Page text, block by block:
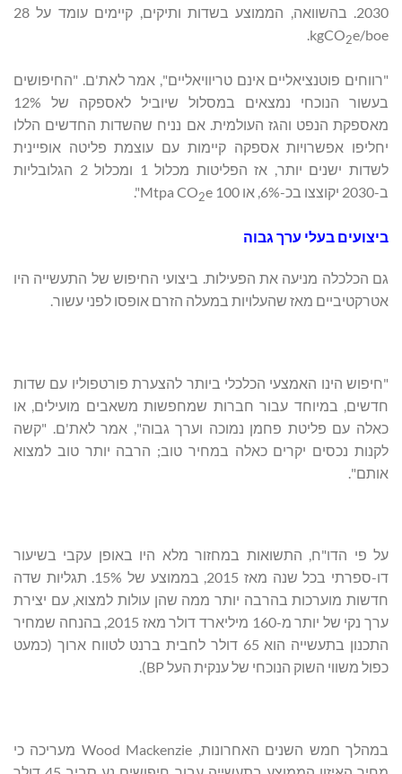
2030. בהשוואה, הממוצע בשדות ותיקים, קיימים עומד על 28
kgCO2e/boe.
"רווחים פוטנציאליים אינם טריוויאליים", אמר לאת'ם. "החיפושים
בעשור הנוכחי נמצאים במסלול שיוביל לאספקה של 12%
מאספקת הנפט והגז העולמית. אם נניח שהשדות החדשים הללו
יחליפו אפשרויות אספקה ​​קיימות עם עוצמת פליטה אופיינית
לשדות ישנים יותר, אז הפליטות מכלול 1 ומכלול 2 הגלובליות
ב-2030 יקוצצו בכ-6%, או 100 Mtpa CO
2e".
ביצועים בעלי ערך גבוה
גם הכלכלה מניעה את הפעילות. ביצועי החיפוש של התעשייה היו
אטרקטיביים מאז שהעלויות במעלה הזרם אופסו לפני עשור.
"חיפוש הינו האמצעי הכלכלי ביותר להצערת פורטפוליו עם שדות
חדשים, במיוחד עבור חברות שמחפשות משאבים מועילים, או
כאלה עם פליטת פחמן נמוכה וערך גבוה", אמר לאת'ם. "קשה
לקנות נכסים יקרים כאלה במחיר טוב; הרבה יותר טוב למצוא
אותם".
על פי הדו"ח, התשואות במחזור מלא היו באופן עקבי בשיעור
דו-ספרתי בכל שנה מאז 2015, בממוצע של 15%. תגליות שדה
חדשות מוערכות בהרבה יותר ממה שהן עולות למצוא, עם יצירת
ערך נקי של יותר מ-160 מיליארד דולר מאז 2015, בהנחה שמחיר
התכנון בתעשייה הוא 65 דולר לחבית ברנט לטווח ארוך (כמעט
כפול משווי השוק הנוכחי של ענקית העל BP).
במהלך חמש השנים האחרונות, Wood Mackenzie מעריכה כי